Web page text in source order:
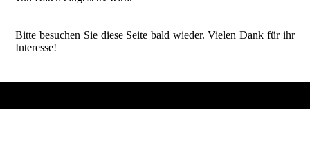
Bitte besuchen Sie diese Seite bald wieder. Vielen Dank für ihr
Interesse!